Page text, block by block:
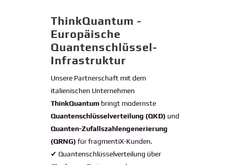
ThinkQuantum -
Europäische
Quantenschlüssel-
Infrastruktur
Unsere Partnerschaft mit dem
italienischen Unternehmen
ThinkQuantumbringt modernste
Quantenschlüsselverteilung (QKD) und
Quanten-Zufallszahlengenerierung
(QRNG) für fragmentiX-Kunden.
✔ Quantenschlüsselverteilung über